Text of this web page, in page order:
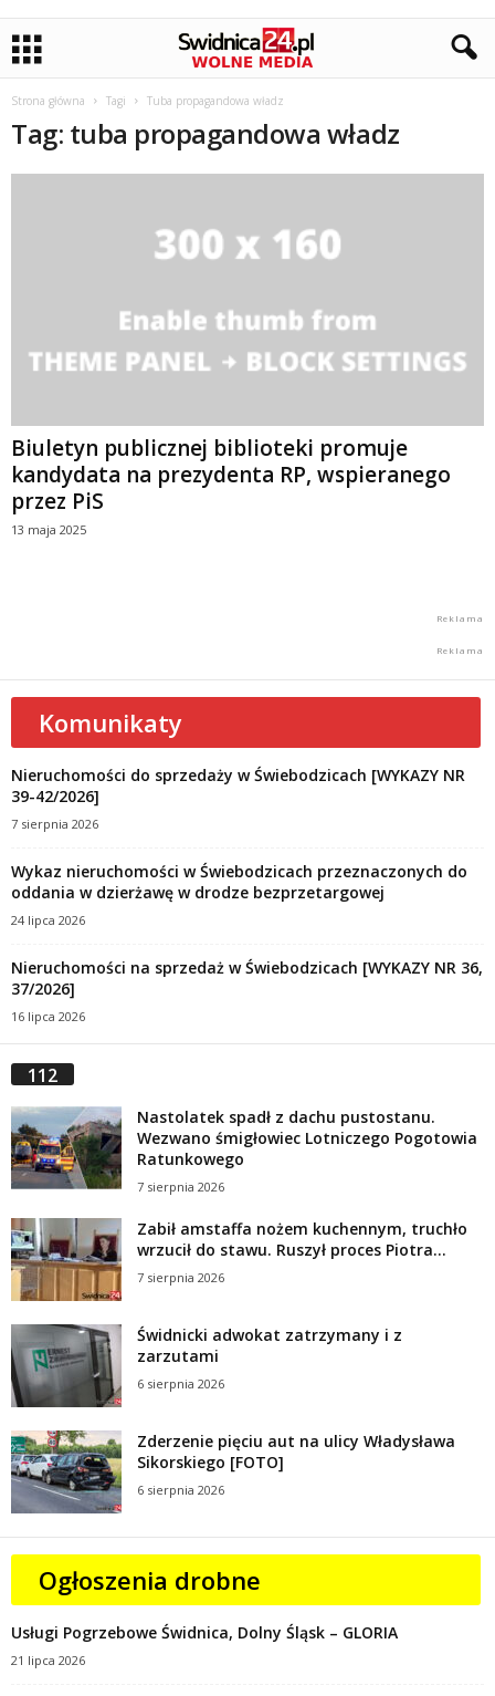
Strona główna Tagi Tuba propagandowa władz
Tag: tuba propagandowa władz
Biuletyn publicznej biblioteki promuje
kandydata na prezydenta RP, wspieranego
przez PiS
13 maja 2025
Komunikaty
Nieruchomości do sprzedaży w Świebodzicach [WYKAZY NR
39-42/2026]
7 sierpnia 2026
Wykaz nieruchomości w Świebodzicach przeznaczonych do
oddania w dzierżawę w drodze bezprzetargowej
24 lipca 2026
Nieruchomości na sprzedaż w Świebodzicach [WYKAZY NR 36,
37/2026]
16 lipca 2026
112
Nastolatek spadł z dachu pustostanu.
Wezwano śmigłowiec Lotniczego Pogotowia
Ratunkowego
7 sierpnia 2026
Zabił amstaffa nożem kuchennym, truchło
wrzucił do stawu. Ruszył proces Piotra...
7 sierpnia 2026
Świdnicki adwokat zatrzymany i z
zarzutami
6 sierpnia 2026
Zderzenie pięciu aut na ulicy Władysława
Sikorskiego [FOTO]
6 sierpnia 2026
Ogłoszenia drobne
Usługi Pogrzebowe Świdnica, Dolny Śląsk – GLORIA
21 lipca 2026